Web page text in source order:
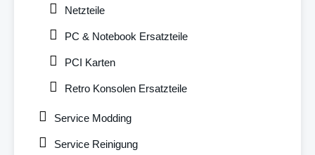
Netzteile
PC & Notebook Ersatzteile
PCI Karten
Retro Konsolen Ersatzteile
Service Modding
Service Reinigung